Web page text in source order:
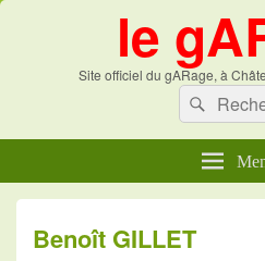
le
Site officiel du gARage, à
Benoît GILLET